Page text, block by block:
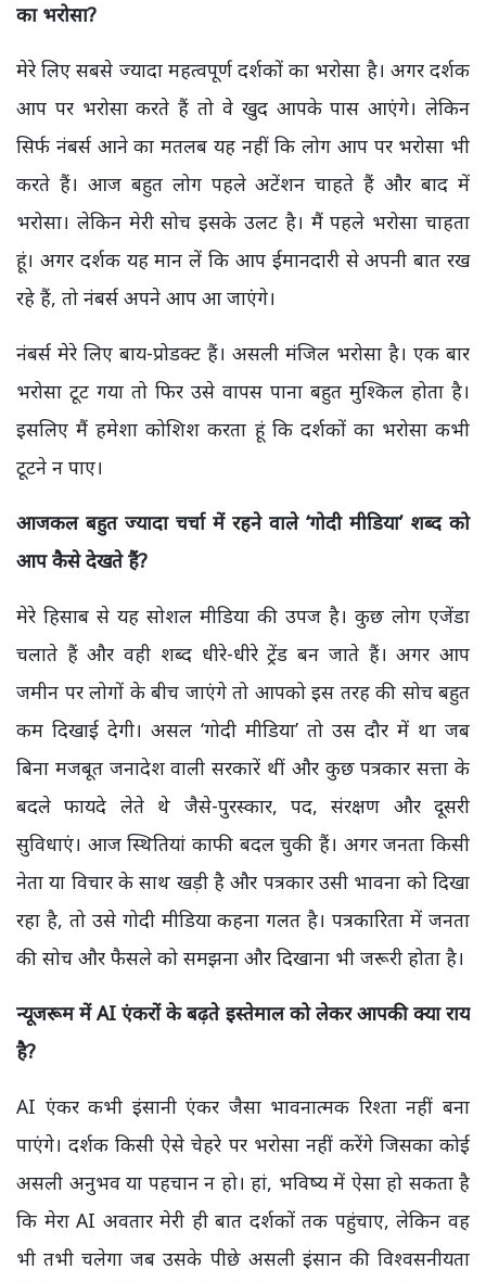
का भरोसा?
मेरे लिए सबसे ज्यादा महत्वपूर्ण दर्शकों का भरोसा है। अगर दर्शक
आप पर भरोसा करते हैं तो वे खुद आपके पास आएंगे। लेकिन
सिर्फ नंबर्स आने का मतलब यह नहीं कि लोग आप पर भरोसा भी
करते हैं। आज बहुत लोग पहले अटेंशन चाहते हैं और बाद में
भरोसा। लेकिन मेरी सोच इसके उलट है। मैं पहले भरोसा चाहता
हूं। अगर दर्शक यह मान लें कि आप ईमानदारी से अपनी बात रख
रहे हैं, तो नंबर्स अपने आप आ जाएंगे।
नंबर्स मेरे लिए बाय-प्रोडक्ट हैं। असली मंजिल भरोसा है। एक बार
भरोसा टूट गया तो फिर उसे वापस पाना बहुत मुश्किल होता है।
इसलिए मैं हमेशा कोशिश करता हूं कि दर्शकों का भरोसा कभी
टूटने न पाए।
आजकल बहुत ज्यादा चर्चा में रहने वाले ‘गोदी मीडिया’ शब्द को
आप कैसे देखते हैं?
मेरे हिसाब से यह सोशल मीडिया की उपज है। कुछ लोग एजेंडा
चलाते हैं और वही शब्द धीरे-धीरे ट्रेंड बन जाते हैं। अगर आप
जमीन पर लोगों के बीच जाएंगे तो आपको इस तरह की सोच बहुत
कम दिखाई देगी। असल ‘गोदी मीडिया’ तो उस दौर में था जब
बिना मजबूत जनादेश वाली सरकारें थीं और कुछ पत्रकार सत्ता के
बदले फायदे लेते थे जैसे-पुरस्कार, पद,संरक्षण और दूसरी
सुविधाएं। आज स्थितियां काफी बदल चुकी हैं। अगर जनता किसी
नेता या विचार के साथ खड़ी है और पत्रकार उसी भावना को दिखा
रहा है, तो उसे गोदी मीडिया कहना गलत है। पत्रकारिता में जनता
की सोच और फैसले को समझना और दिखाना भी जरूरी होता है।
न्यूजरूम मेंAIएंकरों के बढ़ते इस्तेमाल को लेकर आपकी क्या राय
है?
AI एंकर कभी इंसानी एंकर जैसा भावनात्मक रिश्ता नहीं बना
पाएंगे। दर्शक किसी ऐसे चेहरे पर भरोसा नहीं करेंगे जिसका कोई
असली अनुभव या पहचान न हो। हां, भविष्य में ऐसा हो सकता है
कि मेराAI अवतार मेरी ही बात दर्शकों तक पहुंचाए,लेकिन वह
भी तभी चलेगा जब उसके पीछे असली इंसान की विश्वसनीयता